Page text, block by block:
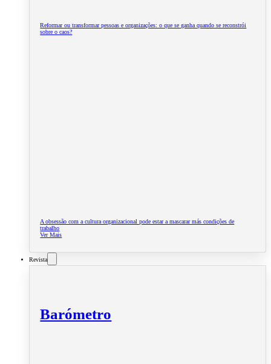
Reformar ou transformar pessoas e organizações: o que se ganha quando se reconstrói
sobre o caos?
A obsessão com a cultura organizacional pode estar a mascarar más condições de
trabalho
Ver Mais
Revista
Barómetro